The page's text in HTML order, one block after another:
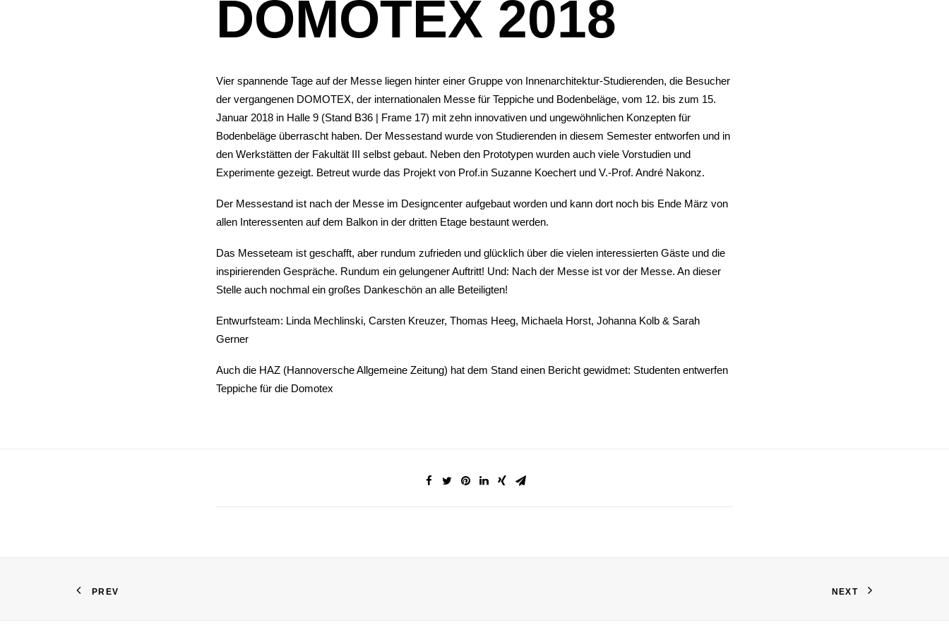
DOMOTEX 2018
Vier spannende Tage auf der Messe liegen hinter einer Gruppe von Innenarchitektur-Studierenden, die Besucher
der vergangenen DOMOTEX, der internationalen Messe für Teppiche und Bodenbeläge, vom 12. bis zum 15.
Januar 2018 in Halle 9 (Stand B36 | Frame 17) mit zehn innovativen und ungewöhnlichen Konzepten für
Bodenbeläge überrascht haben. Der Messestand wurde von Studierenden in diesem Semester entworfen und in
den Werkstätten der Fakultät III selbst gebaut. Neben den Prototypen wurden auch viele Vorstudien und
Experimente gezeigt. Betreut wurde das Projekt von Prof.in Suzanne Koechert und V.-Prof. André Nakonz.
Der Messestand ist nach der Messe im Designcenter aufgebaut worden und kann dort noch bis Ende März von
allen Interessenten auf dem Balkon in der dritten Etage bestaunt werden.
Das Messeteam ist geschafft, aber rundum zufrieden und glücklich über die vielen interessierten Gäste und die
inspirierenden Gespräche. Rundum ein gelungener Auftritt! Und: Nach der Messe ist vor der Messe. An dieser
Stelle auch nochmal ein großes Dankeschön an alle Beteiligten!
Entwurfsteam: Linda Mechlinski, Carsten Kreuzer, Thomas Heeg, Michaela Horst, Johanna Kolb & Sarah
Gerner
Auch die HAZ (Hannoversche Allgemeine Zeitung) hat dem Stand einen Bericht gewidmet: Studenten entwerfen
Teppiche für die Domotex
PREV NEXT